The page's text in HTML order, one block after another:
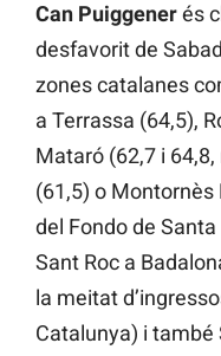
Can Puiggenerés
desfavorit de
zones catalanes
a Terrassa (64,5),
Mataró (62,7 i
(61,5) o Montornès
del Fondo de
Sant Roc a
la meitat
Catalunya) i també